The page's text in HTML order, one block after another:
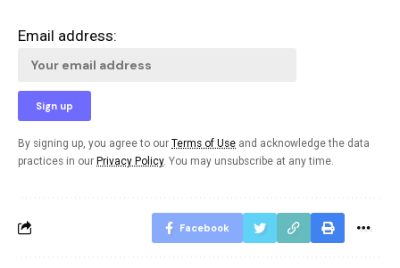
Email address:
By signing up, you agree to our Terms of Use and acknowledge the data
practices in our Privacy Policy. You may unsubscribe at any time.
Facebook